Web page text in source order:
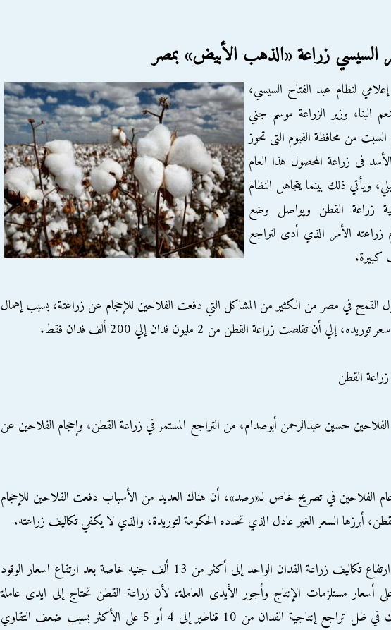
السيسي زراعة «الذهب الأبيض» بمصر
لنظام عبد الفتاح السيسي،
البنا، وزير الزراعة موسم جني
السبت من محافظة الفيوم التى تحوز
فى زراعة المحصول هذا العام
ويأتي ذلك بينما يتجاهل النظام
زراعة القطن ويواصل وضع
زراعته الأمر الذي أدى لتراجع
كبيرة.
القمح في مصر من الكثير من المشاكل التي دفعت الفلاحين للإحجام عن زراعتة، بسبب إهمال
إلي أن تقلصت زراعة القطن من 2 مليون فدان إلي 200 ألف فدان فقط.
القطن
حسين عبدالرحمن أبوصدام، من التراجع المستمر في زراعة القطن، وإحجام الفلاحين عن
الفلاحين في تصريح خاص لـ«رصد»، أن هناك العديد من الأسباب دفعت الفلاحين للإحجام
أبرزها السعر الغير عادل الذي تحدده الحكومة لتوريدة، والذي لا يكفي تكاليف زراعته.
وأضاف أن ارتفاع تكاليف زراعة الفدان الواحد إلى أكثر من 13 ألف جنيه خاصة بعد ارتفاع اسعار الوقود
أسعار مستلزمات الإنتاج وأجور الأيدى العاملة، لأن زراعة القطن تحتاج إلى ايدى عاملة
كثيفة، وذلك في ظل تراجع إنتاجية الفدان من 10 قناطير إلى 4 أو 5 على الأكثر بسبب ضعف التقاوي